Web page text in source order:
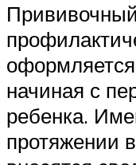
начиная с
ребенка.
протяжении